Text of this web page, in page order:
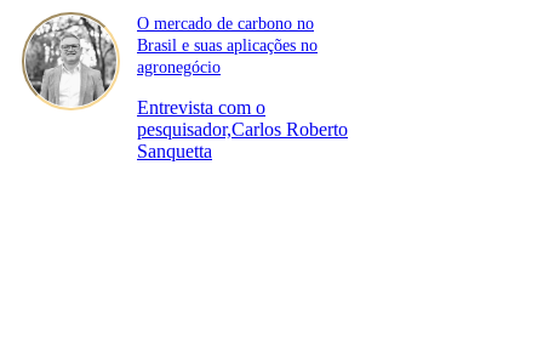
O mercado de carbono no
Brasil e suas aplicações no
agronegócio
Entrevista com o
pesquisador,Carlos Roberto
Sanquetta